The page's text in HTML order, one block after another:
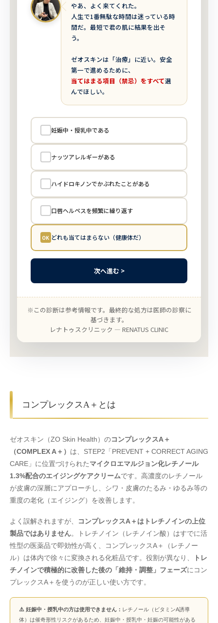
やあ、よく来てくれた。
人生で1番無駄な時間は迷っている時
間だ。最短で君の肌に結果を出そ
う。
ゼオスキンは「治療」に近い。安全
第一で進めるために、
当てはまる項目（禁忌）をすべて選
んでほしい。
妊娠中・授乳中である
ナッツアレルギーがある
ハイドロキノンでかぶれたことがある
口唇ヘルペスを頻繁に繰り返す
どれも当てはまらない（健康体だ）
次へ進む >
※この診断は参考情報です。最終的な処方は医師の診察に
基づきます。
レナトゥスクリニック — RENATUS CLINIC
コンプレックスA＋とは
ゼオスキン（ZO Skin Health）のコンプレックスA＋
（COMPLEX A＋） は、STEP2「PREVENT + CORRECT AGING
CARE」に位置づけられた マイクロエマルジョン化レチノール
1.3%配合のエイジングケアクリームです。高濃度のレチノール
が皮膚の深層にアプローチし、シワ・皮膚のたるみ・ゆるみ等の
重度の老化（エイジング）を改善します。
よく誤解されますが、
コンプレックスA＋はトレチノインの上位
製品ではありません。トレチノイン（レチノイン酸）はすでに活
性型の医薬品で即効性が高く、コンプレックスA＋（レチノー
ル）は体内で徐々に変換される化粧品です。役割が異なり、
トレ
チノインで積極的に改善した後の「維持・調整」フェーズにコン
プレックスA＋を使うのが正しい使い方です。
⚠️ 妊娠中・授乳中の方は使用できません： レチノール（ビタミンA誘導
体）は催奇形性リスクがあるため、妊娠中・授乳中・妊娠の可能性がある